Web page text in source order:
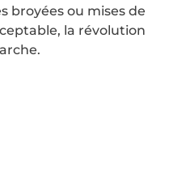
broyées ou mises de
la révolution